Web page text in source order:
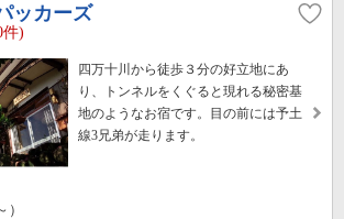
ッカーズ
件)
四万十川から徒歩３分の好立地にあ
り、トンネルをくぐると現れる秘密基
地のようなお宿です。目の前には予土
線3兄弟が走ります。
）